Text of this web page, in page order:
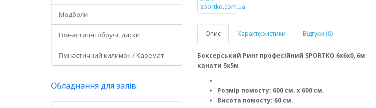
Медболи
Гімнастичні обручі, диски
Гімнастичний килимок / Каремат
Обладнання для залів
Опис Характеристики Відгуки (0)
Боксерський Ринг професійний SPORTKO 6х6х0, 6м
канати 5х5м
Розмір помосту: 600 см. х 600 см.
Висота помосту: 60 см.